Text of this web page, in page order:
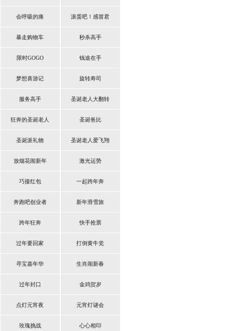
会呼吸的痛 滚蛋吧！感冒君
暴走购物车 秒杀高手
限时GOGO 钱途在手
梦想喜游记 旋转寿司
服务高手 圣诞老人大翻转
狂奔的圣诞老人 圣诞爸比
圣诞派礼物 圣诞老人爱飞翔
放烟花闹新年 激光运势
巧接红包 一起跨年奔
奔跑吧创业者 新年滑雪旅
跨年狂奔 快手抢票
过年要回家 打倒黄牛党
寻宝嘉年华 生肖闹新春
过年封口 金鸡贺岁
点灯元宵夜 元宵灯谜会
玫瑰挑战 心心相印